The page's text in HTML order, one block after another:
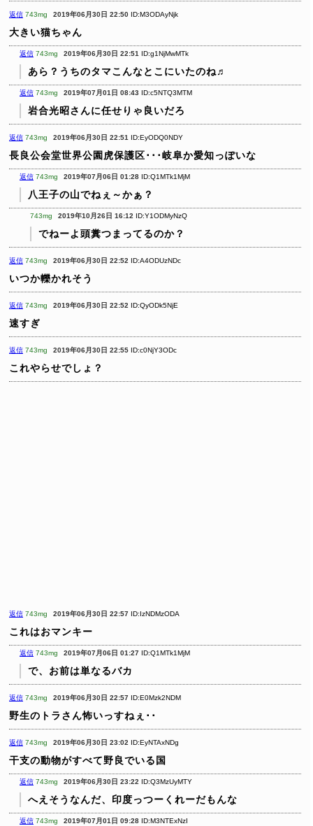
返信 743mg 2019年06月30日 22:50 ID:M3ODAyNjk
大きい猫ちゃん
返信 743mg 2019年06月30日 22:51 ID:g1NjMwMTk
あら？うちのタマこんなとこにいたのね♬
返信 743mg 2019年07月01日 08:43 ID:c5NTQ3MTM
岩合光昭さんに任せりゃ良いだろ
返信 743mg 2019年06月30日 22:51 ID:EyODQ0NDY
長良公会堂世界公園虎保護区･･･岐阜か愛知っぽいな
返信 743mg 2019年07月06日 01:28 ID:Q1MTk1MjM
八王子の山でねぇ～かぁ？
743mg 2019年10月26日 16:12 ID:Y1ODMyNzQ
でねーよ頭糞つまってるのか？
返信 743mg 2019年06月30日 22:52 ID:A4ODUzNDc
いつか轢かれそう
返信 743mg 2019年06月30日 22:52 ID:QyODk5NjE
速すぎ
返信 743mg 2019年06月30日 22:55 ID:c0NjY3ODc
これやらせでしょ？
返信 743mg 2019年06月30日 22:57 ID:IzNDMzODA
これはおマンキー
返信 743mg 2019年07月06日 01:27 ID:Q1MTk1MjM
で、お前は単なるバカ
返信 743mg 2019年06月30日 22:57 ID:E0Mzk2NDM
野生のトラさん怖いっすねぇ･･
返信 743mg 2019年06月30日 23:02 ID:EyNTAxNDg
干支の動物がすべて野良でいる国
返信 743mg 2019年06月30日 23:22 ID:Q3MzUyMTY
へえそうなんだ、印度っつーくれーだもんな
返信 743mg 2019年07月01日 09:28 ID:M3NTExNzI